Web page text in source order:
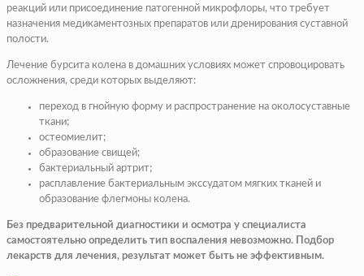
реакций или присоединение патогенной микрофлоры, что требует
назначения медикаментозных препаратов или дренирования суставной
полости.
Лечение бурсита колена в домашних условиях может спровоцировать
осложнения, среди которых выделяют:
переход в гнойную форму и распространение на околосуставные
ткани;
остеомиелит;
образование свищей;
бактериальный артрит;
расплавление бактериальным экссудатом мягких тканей и
образование флегмоны колена.
Без предварительной диагностики и осмотра у специалиста
самостоятельно определить тип воспаления невозможно. Подбор
лекарств для лечения, результат может быть не эффективным.